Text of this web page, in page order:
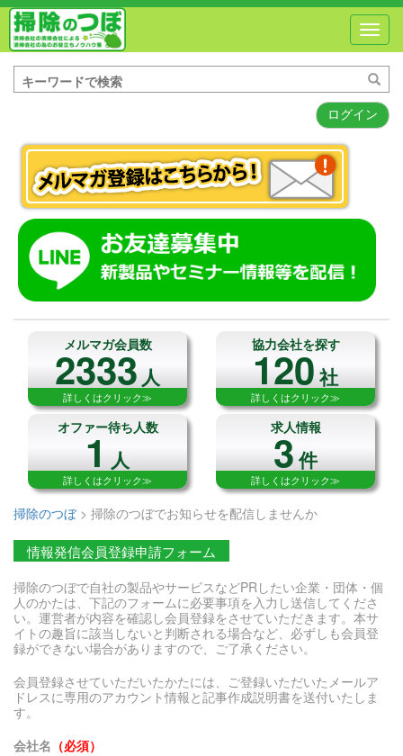
ログイン
メルマガ会員数
2333人
詳しくはクリック≫
協力会社を探す
120社
詳しくはクリック≫
オファー待ち人数
1人
詳しくはクリック≫
求人情報
3件
詳しくはクリック≫
掃除のつぼ> 掃除のつぼでお知らせを配信しませんか
情報発信会員登録申請フォーム
掃除のつぼで自社の製品やサービスなどPRしたい企業・団体・個
人のかたは、下記のフォームに必要事項を入力し送信してくださ
い。運営者が内容を確認し会員登録をさせていただきます。本サ
イトの趣旨に該当しないと判断される場合など、必ずしも会員登
録ができない場合がありますので、ご了承ください。
会員登録させていただいたかたには、ご登録いただいたメールア
ドレスに専用のアカウント情報と記事作成説明書を送付いたしま
す。
会社名 （必須）